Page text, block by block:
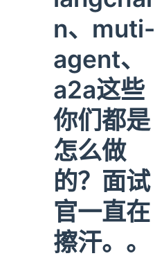
n、muti-
agent、
a2a这些
你们都是
怎么做
的？面试
官一直在
擦汗。。